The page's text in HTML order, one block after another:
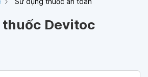
thuốc Devitoc